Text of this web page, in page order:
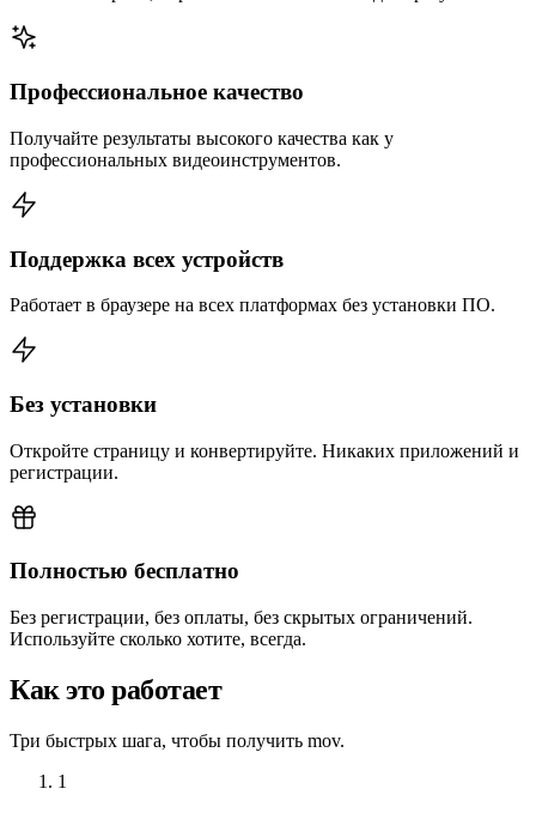
Профессиональное качество
Получайте результаты высокого качества как у
профессиональных видеоинструментов.
Поддержка всех устройств
Работает в браузере на всех платформах без установки ПО.
Без установки
Откройте страницу и конвертируйте. Никаких приложений и
регистрации.
Полностью бесплатно
Без регистрации, без оплаты, без скрытых ограничений.
Используйте сколько хотите, всегда.
Как это работает
Три быстрых шага, чтобы получить mov.
1